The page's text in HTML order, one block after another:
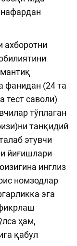
нафардан
ахборотни
фанидан (24 та
тест саволи)
тўплаган
танқидий
этувчи
йиғишлари
инглиз
номзодлар
эга
ҳам,
қабул